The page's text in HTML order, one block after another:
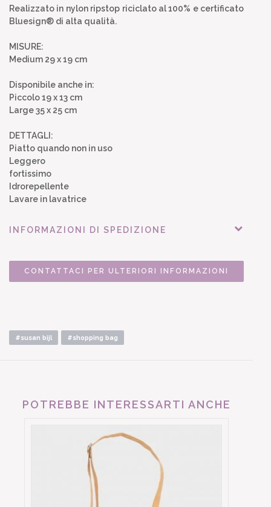
Realizzato in nylon ripstop riciclato al 100% e certificato
Bluesign® di alta qualità.
MISURE:
Medium 29 x 19 cm
Disponibile anche in:
Piccolo 19 x 13 cm
Large 35 x 25 cm
DETTAGLI:
Piatto quando non in uso
Leggero
fortissimo
Idrorepellente
Lavare in lavatrice
INFORMAZIONI DI SPEDIZIONE
CONTATTACI PER ULTERIORI INFORMAZIONI
#susan bijl #shopping bag
POTREBBE INTERESSARTI ANCHE